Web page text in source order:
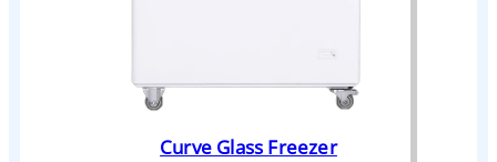
Curve Glass Freezer